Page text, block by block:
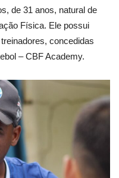
de 31 anos, natural de
Física. Ele possui
concedidas
– CBF Academy.